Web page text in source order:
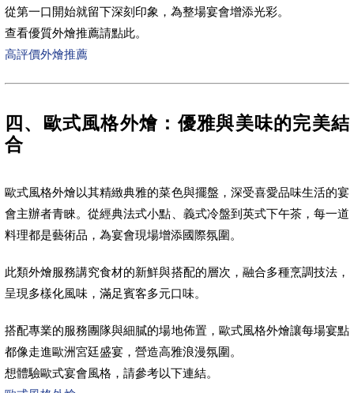
從第一口開始就留下深刻印象，為整場宴會增添光彩。
查看優質外燴推薦請點此。
高評價外燴推薦
四、歐式風格外燴：優雅與美味的完美結
合
歐式風格外燴以其精緻典雅的菜色與擺盤，深受喜愛品味生活的宴
會主辦者青睞。從經典法式小點、義式冷盤到英式下午茶，每一道
料理都是藝術品，為宴會現場增添國際氛圍。
此類外燴服務講究食材的新鮮與搭配的層次，融合多種烹調技法，
呈現多樣化風味，滿足賓客多元口味。
搭配專業的服務團隊與細膩的場地佈置，歐式風格外燴讓每場宴點
都像走進歐洲宮廷盛宴，營造高雅浪漫氛圍。
想體驗歐式宴會風格，請參考以下連結。